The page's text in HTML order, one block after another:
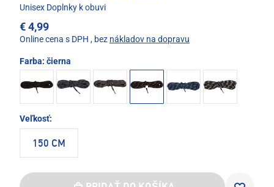
Unisex Doplnky k obuvi
€ 4,99
Online cena s DPH , bez nákladov na dopravu
Farba: čierna
Veľkosť:
150 CM